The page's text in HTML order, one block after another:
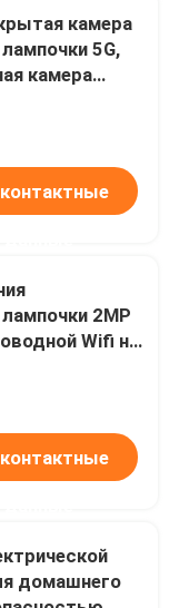
лампочки Wifi
камера
5G,
камера
контактные
2MP
Wifi на
360
контактные
домашнего